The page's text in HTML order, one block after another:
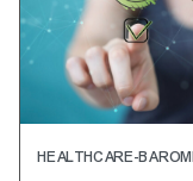
HEALTHCARE-